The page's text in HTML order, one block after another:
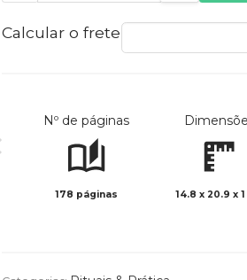
Calcular o frete
Nº de páginas
178 páginas 14.8 x 20.9 x